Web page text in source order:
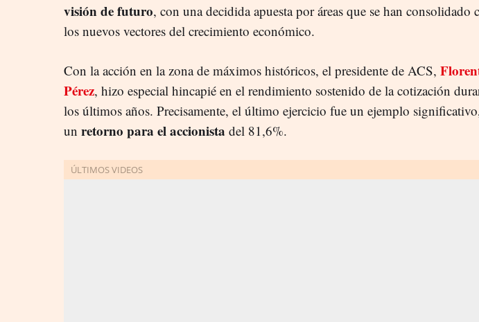
visión de futuro, con una decidida apuesta por áreas que se han consolidado
los nuevos vectores del crecimiento económico.
Con la acción en la zona de máximos históricos, el presidente de ACS,
Pérez, hizo especial hincapié en el rendimiento sostenido de la cotización
los últimos años. Precisamente, el último ejercicio fue un ejemplo
un retorno para el accionista del 81,6%.